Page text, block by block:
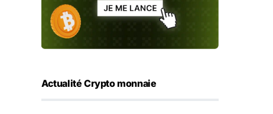
Actualité Crypto monnaie